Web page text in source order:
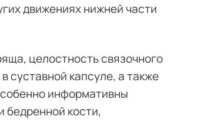
движениях нижней части
целостность связочного
суставной капсуле, а также
информативны
бедренной кости,